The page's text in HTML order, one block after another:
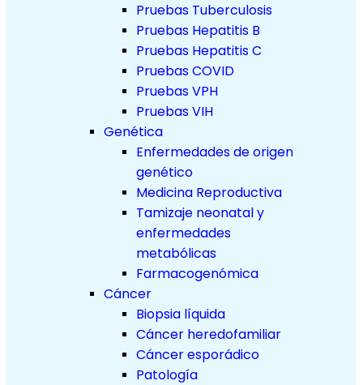
Pruebas Tuberculosis
Pruebas Hepatitis B
Pruebas Hepatitis C
Pruebas COVID
Pruebas VPH
Pruebas VIH
Genética
Enfermedades de origen
genético
Medicina Reproductiva
Tamizaje neonatal y
enfermedades
metabólicas
Farmacogenómica
Cáncer
Biopsia líquida
Cáncer heredofamiliar
Cáncer esporádico
Patología